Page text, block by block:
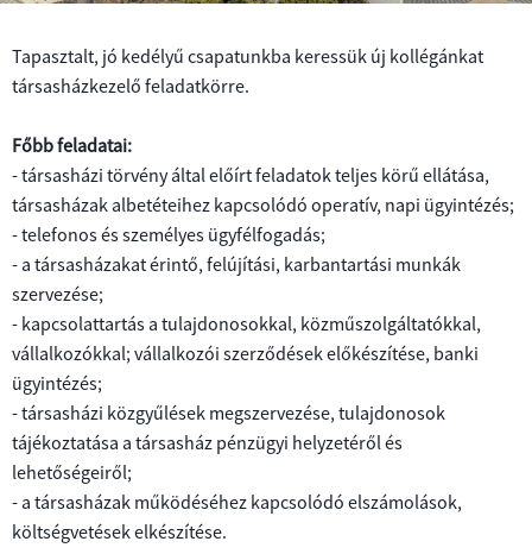
BEMUTATKOZÁS
CÉGADATOK
KÖZÉRDEKŰ
ADATOK
I.
SZERVEZETI,
SZEMÉLYZETI
ADATOK
II.
MŰKÖDÉSRE
VONATKOZÓ
ADATOK
KÖZBESZERZÉS
Ajánlattételi
felhívások
Közbeszerzési
terv
Közbeszerzési
PÁLYÁZATOK
PÁLYÁZATI
FELHÍVÁS
VENDÉGLÁTÓ
EGYSÉGEK
ÜZEMELTETÉSÉRE
ENERGETIKA
ADATKEZELÉSI
TÁJÉKOZTATÓ
DOKUMENTUMOK
ÁLTALÁNOS
INFORMÁCIÓK
ÜGYINTÉZÉS
ÚJRAHASZNÁLATI
KÖZPONT
TÉLI
SÍKOSSÁGMENTESÍTÉS
PARKOLÁS
ÁLTALÁNOS
INFORMÁCIÓK
PARKOLÁSI
ÖVEZETEK
MAGÁNPARKOLÓK
KAPCSOLÓDÓ
DOKUMENTUMOK
TÁRSASHÁZKEZELÉS
ÁLTALÁNOS
INFORMÁCIÓK
AJÁNLATKÉRÉS
TÁRSASHÁZI
KÖZÖS
KÉPVISELET
BÉRLEMÉNYKEZELÉS
ÁLTALÁNOS
INFORMÁCIÓK
LAKÁSCSERE
LÉTESÍTMÉNY-
ÜZEMELTETÉS
RÖVID
Tapasztalt, jó kedélyű csapatunkba keressük új kollégánkat
társasházkezelő feladatkörre.
Főbb feladatai:
- társasházi törvény által előírt feladatok teljes körű ellátása,
társasházak albetéteihez kapcsolódó operatív, napi ügyintézés;
- telefonos és személyes ügyfélfogadás;
- a társasházakat érintő, felújítási, karbantartási munkák
szervezése;
- kapcsolattartás a tulajdonosokkal, közműszolgáltatókkal,
vállalkozókkal; vállalkozói szerződések előkészítése, banki
ügyintézés;
- társasházi közgyűlések megszervezése, tulajdonosok
tájékoztatása a társasház pénzügyi helyzetéről és
lehetőségeiről;
- a társasházak működéséhez kapcsolódó elszámolások,
költségvetések elkészítése.